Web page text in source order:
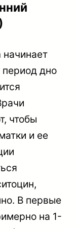
начинает
период дно
чтобы
и ее
В первые
на 1-